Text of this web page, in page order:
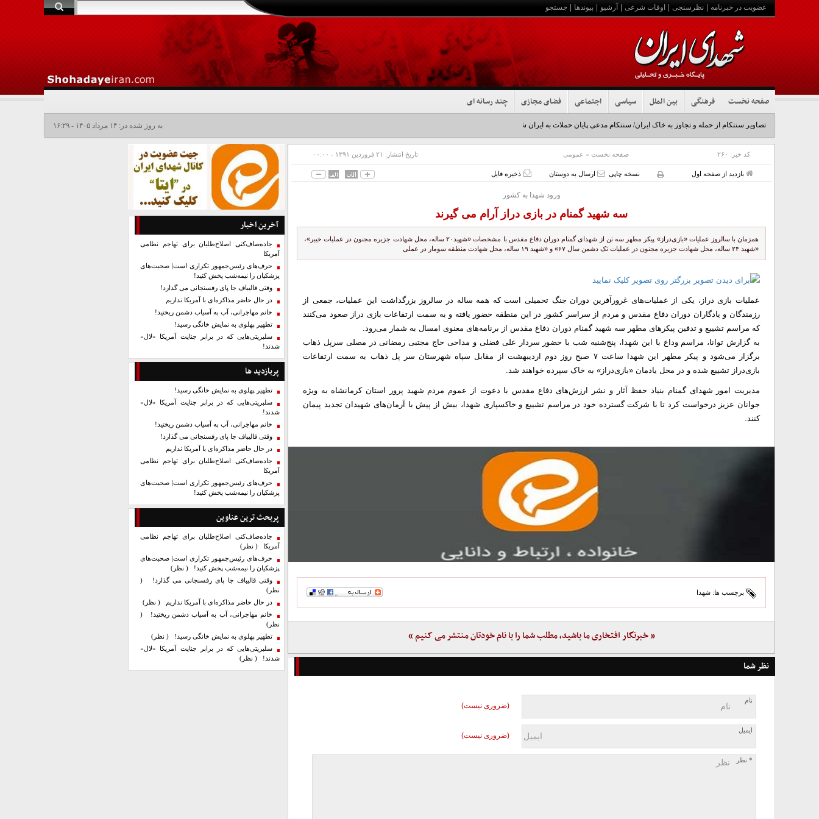
عضویت در خبرنامه نظرسنجی اوقات شرعی آرشیو پیوندها جستجو
صفحه نخست فرهنگی بین الملل سیاسی اجتماعی فضای مجازی چند رسانه ای
تصاویر سنتکام از حمله و تجاوز به خاک ایران/ سنتکام مدعی پایان حملات به ایران شد+فیلم به روز شده در: ۱۴ مرداد ۱۴۰۵ - ۱۶:۲۹
کد خبر: ۲۶۰ صفحه نخست » عمومی تاریخ انتشار: ۲۱ فروردين ۱۳۹۱ - ۰۰:۰۰
بازدید از صفحه اول نسخه چاپی ارسال به دوستان ذخیره فایل
ورود شهدا به کشور
سه شهید گمنام در بازی دراز آرام می گیرند
همزمان با سالروز عملیات «بازی‌دراز» پیکر مطهر سه تن از شهدای گمنام دوران دفاع مقدس با مشخصات «شهید۲۰ ساله، محل شهادت جزیره مجنون در عملیات خیبر»،
«شهید ۲۴ ساله، محل شهادت جزیره مجنون در عملیات تک دشمن سال ۶۷» و «شهید ۱۹ ساله، محل شهادت منطقه سومار در عملی
عملیات بازی دراز، یکی از عملیات‌های غرورآفرین دوران جنگ تحمیلی است که همه ساله در سالروز بزرگداشت این عملیات، جمعی از
رزمندگان و یادگاران دوران دفاع مقدس و مردم از سراسر کشور در این منطقه حضور ‌یافته و به سمت ارتفاعات بازی دراز صعود می‌کنند
که مراسم تشییع و تدفین پیکرهای مطهر سه شهید گمنام دوران دفاع مقدس از برنامه‌های معنوی امسال به شمار می‌رود.
به گزارش توانا، مراسم وداع با این شهدا، پنج‌شنبه شب با حضور سردار علی فضلی و مداحی حاج مجتبی رمضانی در مصلی سرپل ذهاب
برگزار می‌شود و پیکر مطهر این شهدا ساعت ۷ صبح روز دوم اردیبهشت از مقابل سپاه شهرستان سر پل ذهاب به سمت ارتفاعات
بازی‌دراز تشییع ‌شده و در محل یادمان «بازی‌دراز» به خاک سپرده خواهند شد.
مدیریت امور شهدای گمنام بنیاد حفظ آثار و نشر ارزش‌های دفاع مقدس با دعوت از عموم مردم شهید پرور استان کرمانشاه به ویژه
جوانان عزیز درخواست کرد تا با شرکت گسترده خود در مراسم تشییع و خاکسپاری شهدا، بیش از پیش با آرمان‌های شهیدان تجدید پیمان
کنند.
برچسب ها: شهدا
« خبرنگار افتخاری ما باشید، مطلب شما را با نام خودتان منتشر می کنیم »
نظر شما
نام
(ضروری نیست)
ایمیل
(ضروری نیست)
* نظر
آخرین اخبار
جاده‌صاف‌کنی اصلاح‌طلبان برای تهاجم نظامی
آمریکا
حرف‌های رئیس‌جمهور تکراری است| صحبت‌های
پزشکیان را نیمه‌شب پخش کنید!
وقتی قالیباف جا پای رفسنجانی می گذارد!
در حال حاضر مذاکره‌ای با آمریکا نداریم
خانم مهاجرانی، آب به آسیاب دشمن ریختید!
تطهیر پهلوی به نمایش خانگی رسید!
سلبریتی‌هایی که در برابر جنایت آمریکا «لال»
شدند!
پربازدید ها
تطهیر پهلوی به نمایش خانگی رسید!
سلبریتی‌هایی که در برابر جنایت آمریکا «لال»
شدند!
خانم مهاجرانی، آب به آسیاب دشمن ریختید!
وقتی قالیباف جا پای رفسنجانی می گذارد!
در حال حاضر مذاکره‌ای با آمریکا نداریم
جاده‌صاف‌کنی اصلاح‌طلبان برای تهاجم نظامی
آمریکا
حرف‌های رئیس‌جمهور تکراری است| صحبت‌های
پزشکیان را نیمه‌شب پخش کنید!
پربحث ترین عناوین
جاده‌صاف‌کنی اصلاح‌طلبان برای تهاجم نظامی
آمریکا ( نظر)
حرف‌های رئیس‌جمهور تکراری است| صحبت‌های
پزشکیان را نیمه‌شب پخش کنید! ( نظر)
وقتی قالیباف جا پای رفسنجانی می گذارد! (
نظر)
در حال حاضر مذاکره‌ای با آمریکا نداریم ( نظر)
خانم مهاجرانی، آب به آسیاب دشمن ریختید! (
نظر)
تطهیر پهلوی به نمایش خانگی رسید! ( نظر)
سلبریتی‌هایی که در برابر جنایت آمریکا «لال»
شدند! ( نظر)